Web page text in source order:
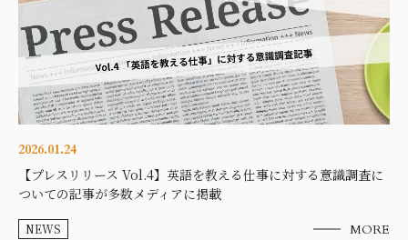
2026.01.24
【プレスリリース Vol.4】英語を教える仕事に対する意識調査に
ついての記事が多数メディアに掲載
NEWS MORE